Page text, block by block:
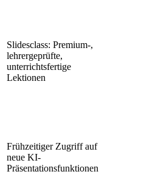
Slidesclass: Premium-,
lehrergeprüfte,
unterrichtsfertige
Lektionen
Frühzeitiger Zugriff auf
neue KI-
Präsentationsfunktionen